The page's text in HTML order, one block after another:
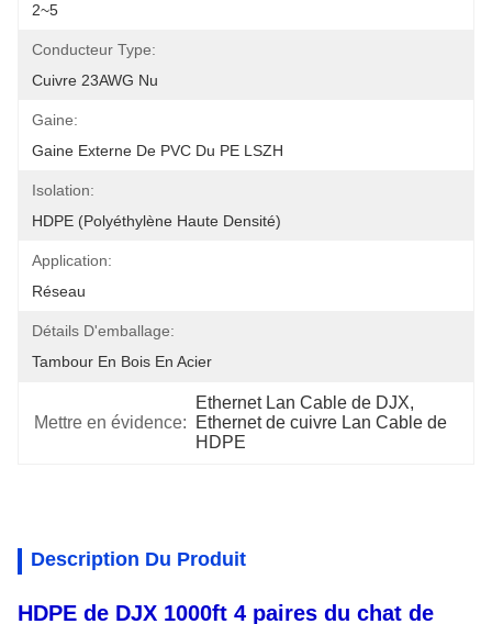
2~5
Conducteur Type:
Cuivre 23AWG Nu
Gaine:
Gaine Externe De PVC Du PE LSZH
Isolation:
HDPE (polyéthylène Haute Densité)
Application:
Réseau
Détails D'emballage:
Tambour En Bois En Acier
Mettre en évidence:
Ethernet Lan Cable de DJX,
Ethernet de cuivre Lan Cable de
HDPE
Description Du Produit
HDPE de DJX 1000ft 4 paires du chat de